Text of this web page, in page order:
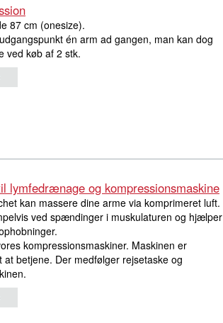
87 cm (onesize).
én arm ad gangen, man kan dog
ved køb af 2 stk.
lymfedrænage og kompressionsmaskine
kan massere dine arme via komprimeret luft.
ved spændinger i muskulaturen og hjælper
kompressionsmaskiner. Maskinen er
at betjene. Der medfølger rejsetaske og